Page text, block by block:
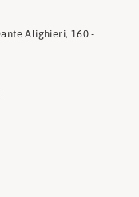
Alighieri, 160 -